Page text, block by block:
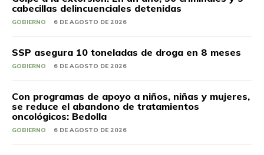
cabecillas delincuenciales detenidas
GOBIERNO 6 DE AGOSTO DE 2026
SSP asegura 10 toneladas de droga en 8 meses
GOBIERNO 6 DE AGOSTO DE 2026
Con programas de apoyo a niños, niñas y mujeres,
se reduce el abandono de tratamientos
oncológicos: Bedolla
GOBIERNO 6 DE AGOSTO DE 2026